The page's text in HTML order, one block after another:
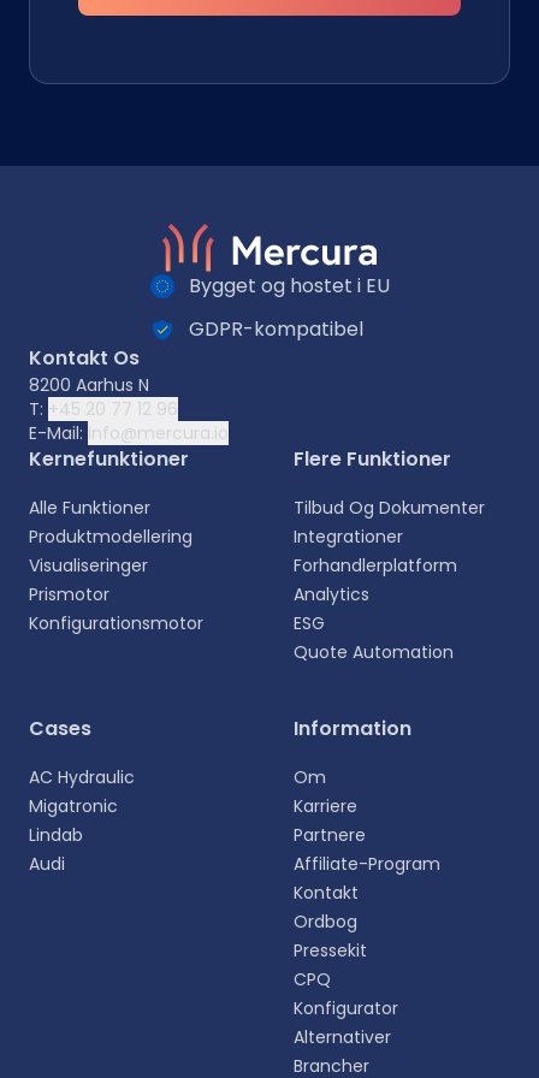
Vælg sprog
oplevelse.
Bygget og hostet i EU
GDPR-kompatibel
Kontakt Os
8200 Aarhus N
T: +45 20 77 12 96
E-Mail: info@mercura.io
Kernefunktioner
Alle Funktioner
Produktmodellering
Visualiseringer
Prismotor
Konfigurationsmotor
Flere Funktioner
Tilbud Og Dokumenter
Integrationer
Forhandlerplatform
Analytics
ESG
Quote Automation
Cases
AC Hydraulic
Migatronic
Lindab
Audi
Information
Om
Karriere
Partnere
Affiliate-Program
Kontakt
Ordbog
Pressekit
CPQ
Konfigurator
Alternativer
Brancher